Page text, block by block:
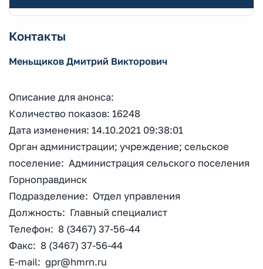
Контакты
Меньщиков Дмитрий Викторович
Описание для анонса:
Количество показов: 16248
Дата изменения: 14.10.2021 09:38:01
Орган администрации; учреждение; сельское
поселение: Администрация сельского поселения
Горноправдинск
Подразделение: Отдел управления
Должность: Главный специалист
Телефон: 8 (3467) 37-56-44
Факс: 8 (3467) 37-56-44
E-mail: gpr@hmrn.ru